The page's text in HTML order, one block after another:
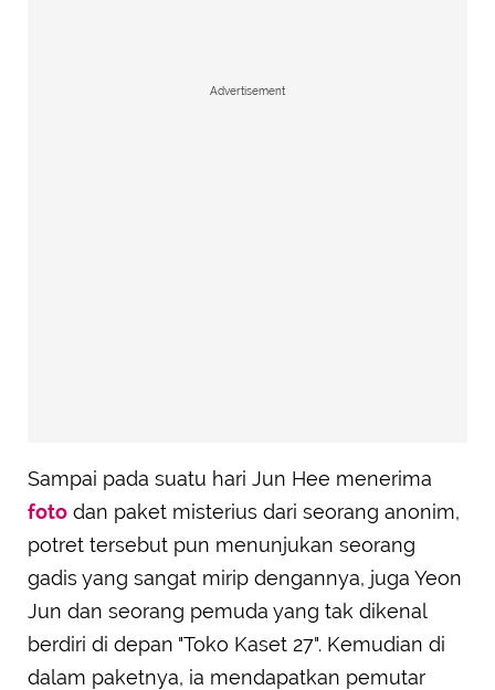
Advertisement
Sampai pada suatu hari Jun Hee menerima
foto dan paket misterius dari seorang anonim,
potret tersebut pun menunjukan seorang
gadis yang sangat mirip dengannya, juga Yeon
Jun dan seorang pemuda yang tak dikenal
berdiri di depan "Toko Kaset 27". Kemudian di
dalam paketnya, ia mendapatkan pemutar